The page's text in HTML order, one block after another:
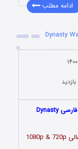
ادامه مطلب
دانلود فیلم سلسله جنگجویان با زیرنویس فارسی Dynasty
فیلم اکشن سلسله جنگجویان ۲۰۲۱ با کیفیت عالی 1080p & 720p